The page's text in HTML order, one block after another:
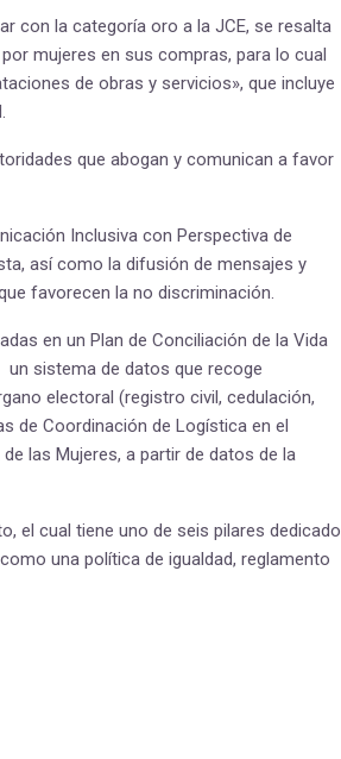
con la categoría oro a la JCE, se resalta
mujeres en sus compras, para lo cual
de obras y servicios», que incluye
que abogan y comunican a favor
Inclusiva con Perspectiva de
así como la difusión de mensajes y
favorecen la no discriminación.
en un Plan de Conciliación de la Vida
un sistema de datos que recoge
electoral (registro civil, cedulación,
de Coordinación de Logística en el
las Mujeres, a partir de datos de la
el cual tiene uno de seis pilares dedicado
una política de igualdad, reglamento